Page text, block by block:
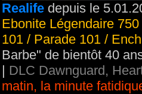
Realife depuis le
Ebonite Légendaire
101 / Parade 101 /
Barbe" de bientôt 40
| DLC Dawnguard,
matin, la minute